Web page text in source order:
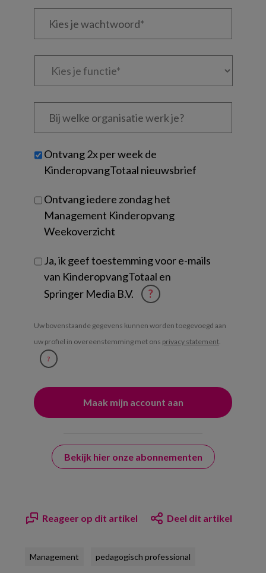
Kies
Kies
Bij
welke
je?
Untitled
Ontvang 2x per week de
KinderopvangTotaal nieuwsbrief
Ontvang iedere zondag het
Management Kinderopvang
Weekoverzicht
Ja, ik geef toestemming voor e-mails
van KinderopvangTotaal en
Springer Media B.V.
?
Uw bovenstaande gegevens kunnen worden toegevoegd aan
uw profiel in overeenstemming met ons privacy statement.
?
Bekijk hier onze abonnementen
Reageer op dit artikel Deel dit artikel
Management pedagogisch professional